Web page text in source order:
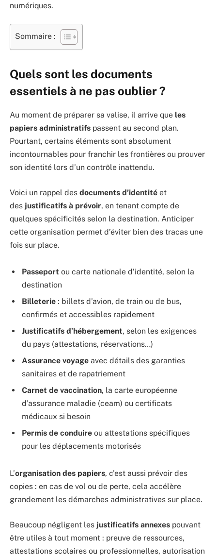
numériques.
Sommaire :
Quels sont les documents
essentiels à ne pas oublier ?
Au moment de préparer sa valise, il arrive que les
papiers administratifs passent au second plan.
Pourtant, certains éléments sont absolument
incontournables pour franchir les frontières ou prouver
son identité lors d’un contrôle inattendu.
Voici un rappel des documents d’identité et
des justificatifs à prévoir, en tenant compte de
quelques spécificités selon la destination. Anticiper
cette organisation permet d’éviter bien des tracas une
fois sur place.
Passeport ou carte nationale d’identité, selon la
destination
Billeterie : billets d’avion, de train ou de bus,
confirmés et accessibles rapidement
Justificatifs d’hébergement, selon les exigences
du pays (attestations, réservations…)
Assurance voyage avec détails des garanties
sanitaires et de rapatriement
Carnet de vaccination, la carte européenne
d’assurance maladie (ceam) ou certificats
médicaux si besoin
Permis de conduire ou attestations spécifiques
pour les déplacements motorisés
L’organisation des papiers, c’est aussi prévoir des
copies : en cas de vol ou de perte, cela accélère
grandement les démarches administratives sur place.
Beaucoup négligent les justificatifs annexes pouvant
être utiles à tout moment : preuve de ressources,
attestations scolaires ou professionnelles, autorisation